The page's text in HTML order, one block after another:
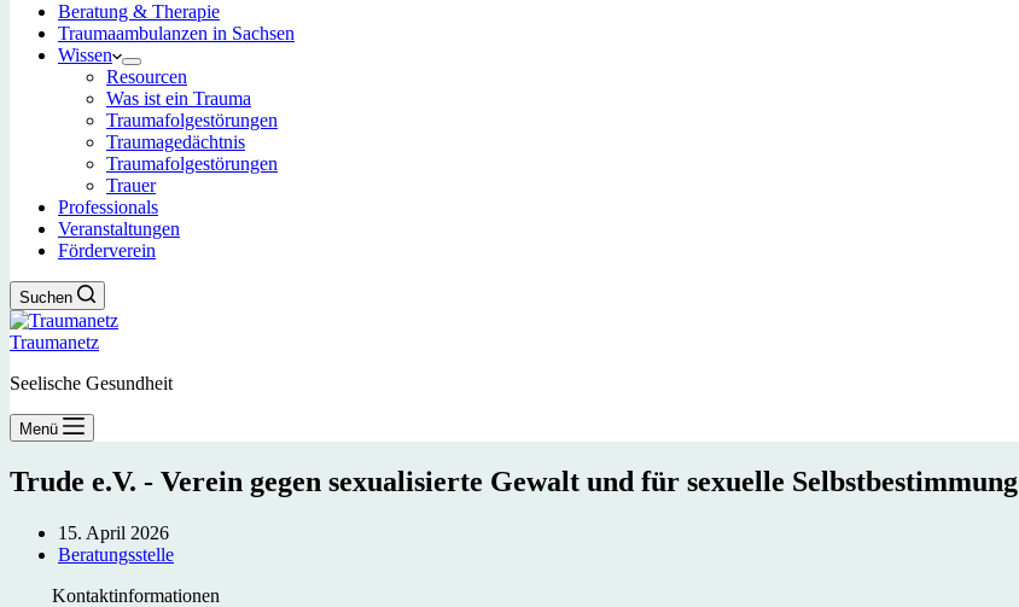
Beratung & Therapie
Traumaambulanzen in Sachsen
Wissen
Resourcen
Was ist ein Trauma
Traumafolgestörungen
Traumagedächtnis
Traumafolgestörungen
Trauer
Professionals
Veranstaltungen
Förderverein
Suchen
Traumanetz
Seelische Gesundheit
Menü
Trude e.V. - Verein gegen sexualisierte Gewalt und für sexuelle Selbstbestimmung
15. April 2026
Beratungsstelle
Kontaktinformationen